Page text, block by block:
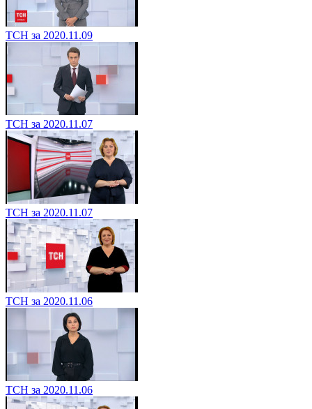
ТСН за 2020.11.09
ТСН за 2020.11.07
ТСН за 2020.11.07
ТСН за 2020.11.06
ТСН за 2020.11.06